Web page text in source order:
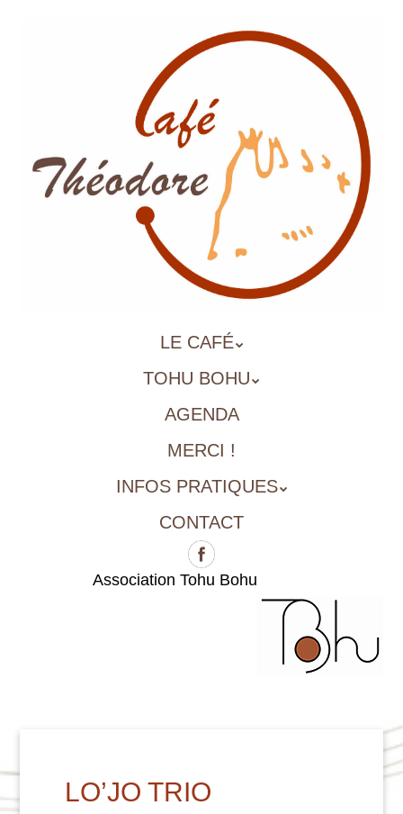
LE CAFÉ
TOHU BOHU
AGENDA
MERCI !
INFOS PRATIQUES
CONTACT
Association Tohu Bohu
LO’JO TRIO